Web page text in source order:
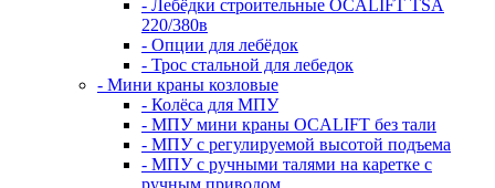
- Лебёдки строительные OCALIFT TSA
220/380в
- Опции для лебёдок
- Трос стальной для лебедок
- Мини краны козловые
- Колёса для МПУ
- МПУ мини краны OCALIFT без тали
- МПУ с регулируемой высотой подъема
- МПУ с ручными талями на каретке с
ручным приводом